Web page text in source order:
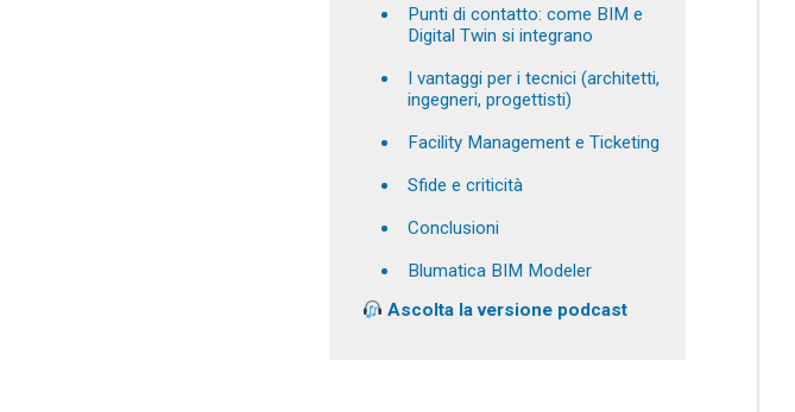
Punti di contatto: come BIM e
Digital Twin si integrano
I vantaggi per i tecnici (architetti,
ingegneri, progettisti)
Facility Management e Ticketing
Sfide e criticità
Conclusioni
Blumatica BIM Modeler
Ascolta la versione podcast